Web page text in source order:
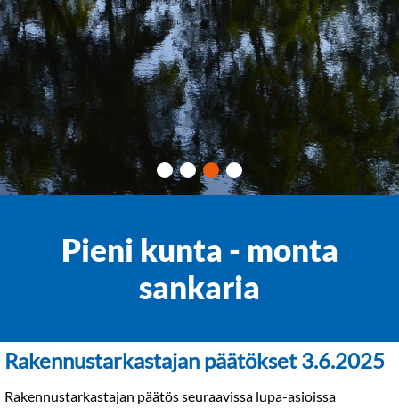
Pieni kunta - monta
sankaria
Rakennustarkastajan päätökset 3.6.2025
Rakennustarkastajan päätös seuraavissa lupa-asioissa